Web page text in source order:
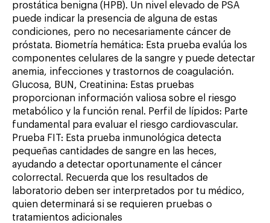
prostática benigna (HPB). Un nivel elevado de PSA
puede indicar la presencia de alguna de estas
condiciones, pero no necesariamente cáncer de
próstata. Biometría hemática: Esta prueba evalúa los
componentes celulares de la sangre y puede detectar
anemia, infecciones y trastornos de coagulación.
Glucosa, BUN, Creatinina: Estas pruebas
proporcionan información valiosa sobre el riesgo
metabólico y la función renal. Perfil de lípidos: Parte
fundamental para evaluar el riesgo cardiovascular.
Prueba FIT: Esta prueba inmunológica detecta
pequeñas cantidades de sangre en las heces,
ayudando a detectar oportunamente el cáncer
colorrectal. Recuerda que los resultados de
laboratorio deben ser interpretados por tu médico,
quien determinará si se requieren pruebas o
tratamientos adicionales